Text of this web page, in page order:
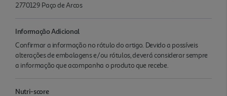
2770129 Paço de Arcos
Informação Adicional
Confirmar a informação no rótulo do artigo. Devido a possíveis
alterações de embalagens e/ou rótulos, deverá considerar sempre
a informação que acompanha o produto que recebe.
Nutri-score